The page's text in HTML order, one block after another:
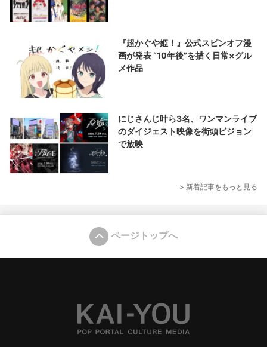
『超かぐや姫！』公式スピンオフ漫
画が発表 “10年後”を描く日常×グル
メ作品
にじさんじ叶ら3名、ワンマンライブ
のダイジェスト映像を街頭ビジョン
で放映
> 新着記事をもっと見る
ページトップへ